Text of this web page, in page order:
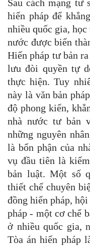
Sau cách mạng tư
hiến pháp để
nhiều quốc gia,
nước được biến
Hiến pháp tư bản
lưu đòi quyền tự
thực hiện. Tuy
này là văn bản
độ phong kiến,
nhà nước tư bản
những nguyên
là bổn phận của
vụ đầu tiên là
bản luật. Một số
thiết chế chuyên
đồng hiến pháp,
pháp - một cơ chế
ở nhiều quốc gia,
Tòa án hiến pháp